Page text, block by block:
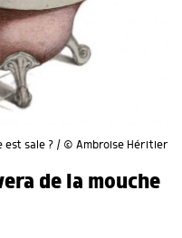
est sale ? / © Ambroise Héritier
de la mouche